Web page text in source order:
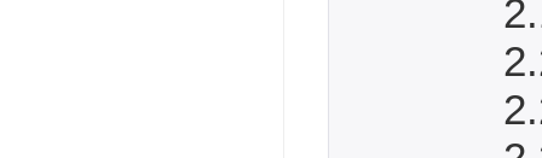
2.1.4
2.2 项
2.2.1